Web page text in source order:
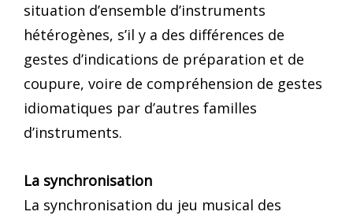
situation d’ensemble d’instruments
hétérogènes, s’il y a des différences de
gestes d’indications de préparation et de
coupure, voire de compréhension de gestes
idiomatiques par d’autres familles
d’instruments.
La synchronisation
La synchronisation du jeu musical des